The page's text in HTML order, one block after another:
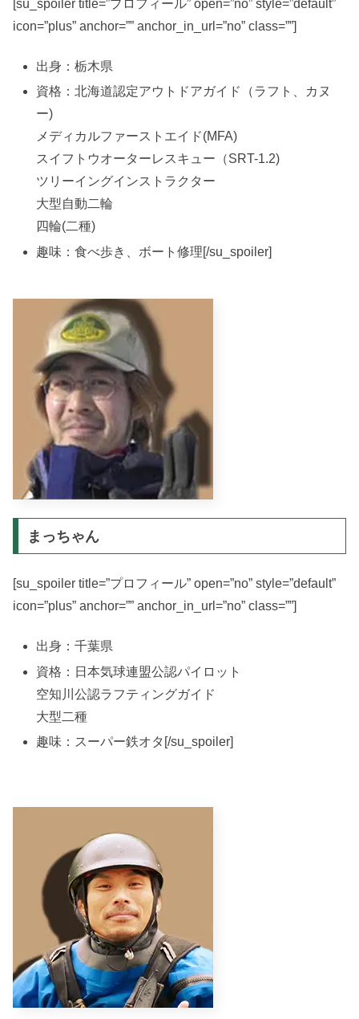
[su_spoiler title=”プロフィール” open=”no” style=”default”
icon=”plus” anchor=”” anchor_in_url=”no” class=””]
出身：栃木県
資格：北海道認定アウトドアガイド（ラフト、カヌ
ー)
メディカルファーストエイド(MFA)
スイフトウオーターレスキュー（SRT-1.2)
ツリーイングインストラクター
大型自動二輪
四輪(二種)
趣味：食べ歩き、ボート修理[/su_spoiler]
まっちゃん
[su_spoiler title=”プロフィール” open=”no” style=”default”
icon=”plus” anchor=”” anchor_in_url=”no” class=””]
出身：千葉県
資格：日本気球連盟公認パイロット
空知川公認ラフティングガイド
大型二種
趣味：スーパー鉄オタ[/su_spoiler]